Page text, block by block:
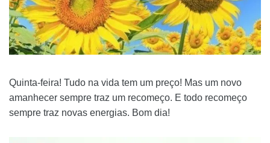
Quinta-feira! Tudo na vida tem um preço! Mas um novo
amanhecer sempre traz um recomeço. E todo recomeço
sempre traz novas energias. Bom dia!